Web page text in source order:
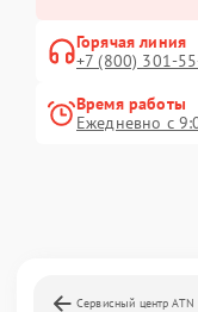
Горячая линия
+7 (800) 301-
Время работы
Ежедневно с
Сервисный центр ATN